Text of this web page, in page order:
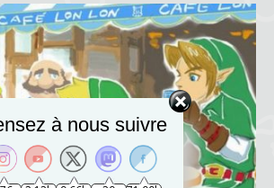
à nous suivre